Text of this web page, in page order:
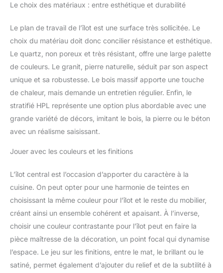
Le choix des matériaux : entre esthétique et durabilité
Le plan de travail de l’îlot est une surface très sollicitée. Le
choix du matériau doit donc concilier résistance et esthétique.
Le quartz, non poreux et très résistant, offre une large palette
de couleurs. Le granit, pierre naturelle, séduit par son aspect
unique et sa robustesse. Le bois massif apporte une touche
de chaleur, mais demande un entretien régulier. Enfin, le
stratifié HPL représente une option plus abordable avec une
grande variété de décors, imitant le bois, la pierre ou le béton
avec un réalisme saisissant.
Jouer avec les couleurs et les finitions
L’îlot central est l’occasion d’apporter du caractère à la
cuisine. On peut opter pour une harmonie de teintes en
choisissant la même couleur pour l’îlot et le reste du mobilier,
créant ainsi un ensemble cohérent et apaisant. À l’inverse,
choisir une couleur contrastante pour l’îlot peut en faire la
pièce maîtresse de la décoration, un point focal qui dynamise
l’espace. Le jeu sur les finitions, entre le mat, le brillant ou le
satiné, permet également d’ajouter du relief et de la subtilité à